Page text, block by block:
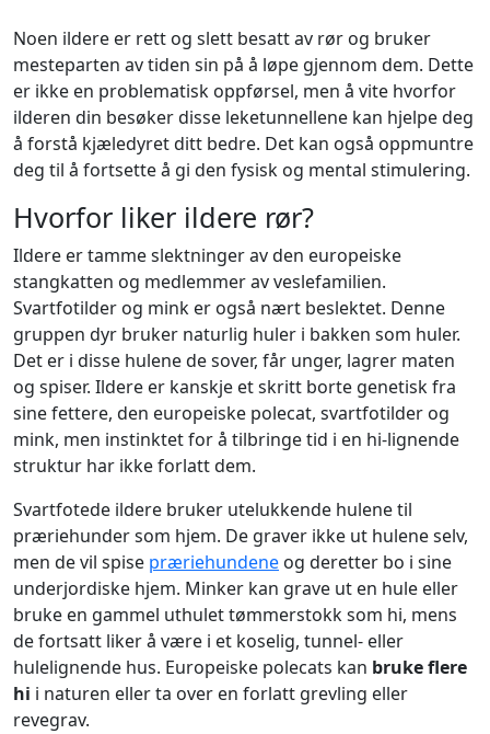
Noen ildere er rett og slett besatt av rør og bruker
mesteparten av tiden sin på å løpe gjennom dem. Dette
er ikke en problematisk oppførsel, men å vite hvorfor
ilderen din besøker disse leketunnellene kan hjelpe deg
å forstå kjæledyret ditt bedre. Det kan også oppmuntre
deg til å fortsette å gi den fysisk og mental stimulering.
Hvorfor liker ildere rør?
Ildere er tamme slektninger av den europeiske
stangkatten og medlemmer av veslefamilien.
Svartfotilder og mink er også nært beslektet. Denne
gruppen dyr bruker naturlig huler i bakken som huler.
Det er i disse hulene de sover, får unger, lagrer maten
og spiser. Ildere er kanskje et skritt borte genetisk fra
sine fettere, den europeiske polecat, svartfotilder og
mink, men instinktet for å tilbringe tid i en hi-lignende
struktur har ikke forlatt dem.
Svartfotede ildere bruker utelukkende hulene til
præriehunder som hjem. De graver ikke ut hulene selv,
men de vil spise præriehundene og deretter bo i sine
underjordiske hjem. Minker kan grave ut en hule eller
bruke en gammel uthulet tømmerstokk som hi, mens
de fortsatt liker å være i et koselig, tunnel- eller
hulelignende hus. Europeiske polecats kan bruke flere
hi i naturen eller ta over en forlatt grevling eller
revegrav.